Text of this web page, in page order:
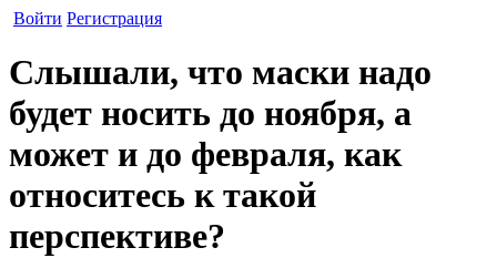
Войти Регистрация
Слышали, что маски надо
будет носить до ноября, а
может и до февраля, как
относитесь к такой
перспективе?